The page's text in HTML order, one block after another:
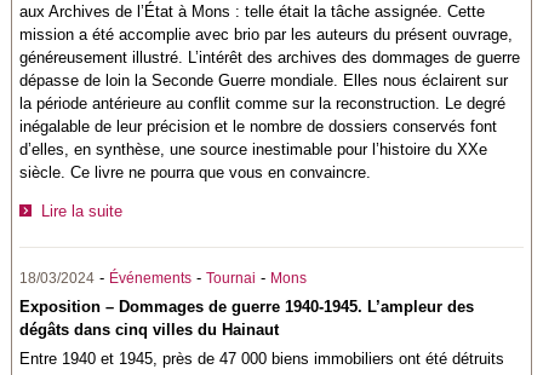
aux Archives de l’État à Mons : telle était la tâche assignée. Cette
mission a été accomplie avec brio par les auteurs du présent ouvrage,
généreusement illustré. L’intérêt des archives des dommages de guerre
dépasse de loin la Seconde Guerre mondiale. Elles nous éclairent sur
la période antérieure au conflit comme sur la reconstruction. Le degré
inégalable de leur précision et le nombre de dossiers conservés font
d’elles, en synthèse, une source inestimable pour l’histoire du XXe
siècle. Ce livre ne pourra que vous en convaincre.
Lire la suite
18/03/2024 - Événements -Tournai - Mons
Exposition – Dommages de guerre 1940-1945. L’ampleur des
dégâts dans cinq villes du Hainaut
Entre 1940 et 1945, près de 47 000 biens immobiliers ont été détruits